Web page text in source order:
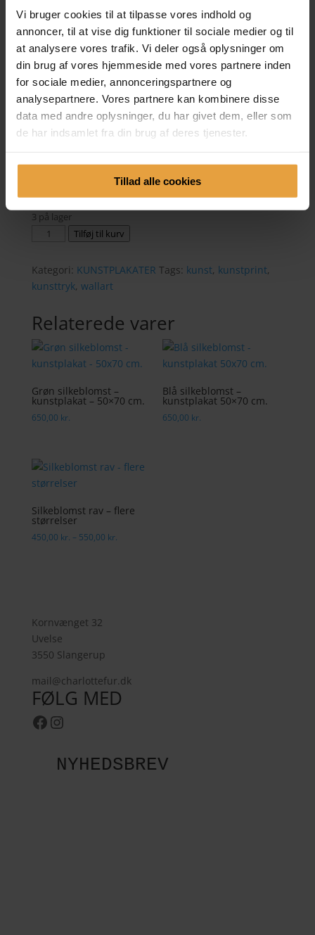
Vi bruger cookies til at tilpasse vores indhold og
annoncer, til at vise dig funktioner til sociale medier og til
at analysere vores trafik. Vi deler også oplysninger om
din brug af vores hjemmeside med vores partnere inden
for sociale medier, annonceringspartnere og
analysepartnere. Vores partnere kan kombinere disse
data med andre oplysninger, du har givet dem, eller som
de har indsamlet fra din brug af deres tjenester.
Tillad alle cookies
Grøn silkeblomst –
kunstplakat – 40×50 cm.
550,00
Printet er lavet ud fra en original akvarelblomst, som
er malet lag på lag med meget vand og lange
tørretider imellem, som giver de smukke strukturer
Findes også i 50×70 cm.her.
3 på lager
Grøn
kunstplakat
40x50
cm.
antal
Tilføj til kurv
Kategori: KUNSTPLAKATER Tags: kunst, kunstprint,
kunsttryk, wallart
Relaterede varer
Grøn silkeblomst –
kunstplakat – 50×70 cm.
650,00 kr.
Blå silkeblomst –
kunstplakat 50×70 cm.
650,00 kr.
Silkeblomst rav – flere
størrelser
450,00 kr. – 550,00 kr.
Kornvænget 32
Uvelse
3550 Slangerup
mail@charlottefur.dk
FØLG MED
Facebook
Instagram
NYHEDSBREV